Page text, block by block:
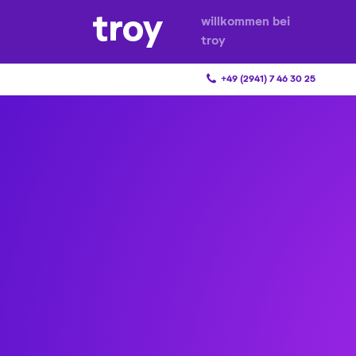
willkommen bei
troy
+49 (2941) 7 46 30 25